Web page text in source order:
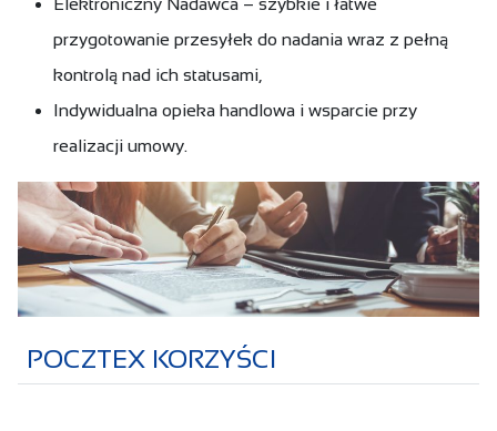
Elektroniczny Nadawca – szybkie i łatwe
przygotowanie przesyłek do nadania wraz z pełną
kontrolą nad ich statusami​,
Indywidualna opieka handlowa i wsparcie przy
realizacji umowy​.
POCZTEX KORZYŚCI